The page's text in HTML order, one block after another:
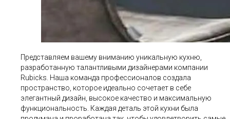
Представляем вашему вниманию уникальную кухню,
разработанную талантливыми дизайнерами компании
Rubicks. Наша команда профессионалов создала
пространство, которое идеально сочетает в себе
элегантный дизайн, высокое качество и максимальную
функциональность. Каждая деталь этой кухни была